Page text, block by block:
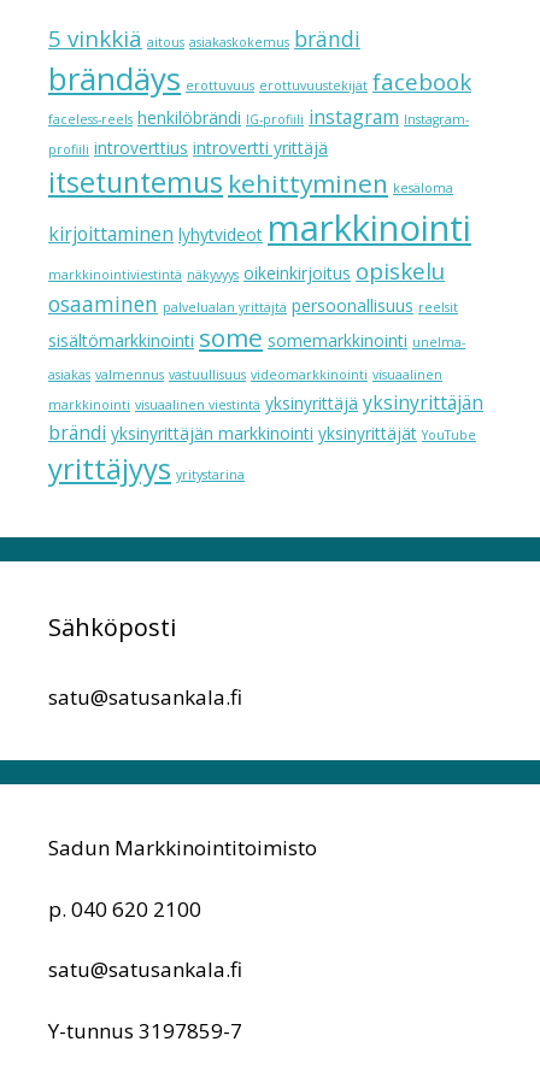
5 vinkkiä aitous asiakaskokemus brändi
brändäys erottuvuus erottuvuustekijät facebook
faceless-reels henkilöbrändi IG-profiili instagram Instagram-
profiili introverttius introvertti yrittäjä
itsetuntemus kehittyminen kesäloma
kirjoittaminen lyhytvideot markkinointi
markkinointiviestintä näkyvyys oikeinkirjoitus opiskelu
osaaminen palvelualan yrittäjtä persoonallisuus reelsit
sisältömarkkinointi some somemarkkinointi unelma-
asiakas valmennus vastuullisuus videomarkkinointi visuaalinen
markkinointi visuaalinen viestintä yksinyrittäjä yksinyrittäjän
brändi yksinyrittäjän markkinointi yksinyrittäjät YouTube
yrittäjyys yritystarina
Sähköposti
satu@satusankala.fi
Sadun Markkinointitoimisto
p. 040 620 2100
satu@satusankala.fi
Y-tunnus 3197859-7